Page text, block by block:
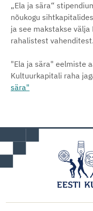
„Ela ja sära“
nõukogu
ja see makstakse
rahalistest vahenditest.
"Ela ja sära" eelmiste
Kultuurkapitali raha
sära"